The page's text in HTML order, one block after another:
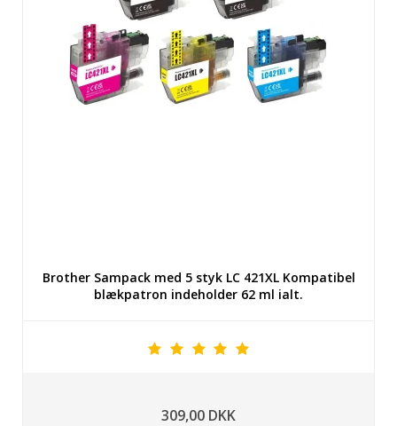
Brother Sampack med 5 styk LC 421XL Kompatibel
blækpatron indeholder 62 ml ialt.
309,00 DKK